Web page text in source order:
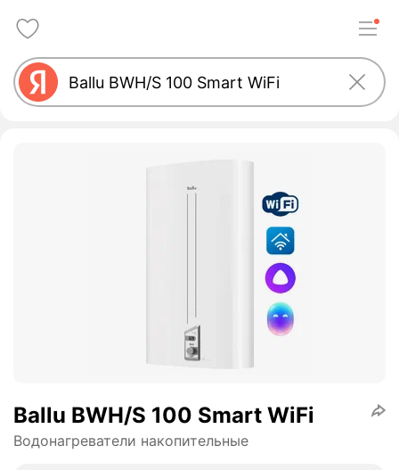
Ballu BWH/S 100 Smart WiFi
Водонагреватели накопительные